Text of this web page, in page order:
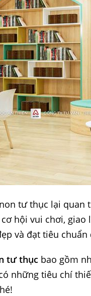
tư thục lại quan
hội vui chơi,
và đạt tiêu
tư thục bao gồm
những tiêu chí